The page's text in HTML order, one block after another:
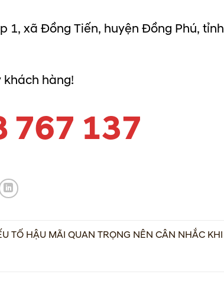
1, xã Đồng Tiến, huyện Đồng Phú,
hàng!
767 137
TỐ HẬU MÃI QUAN TRỌNG NÊN CÂN NHẮC